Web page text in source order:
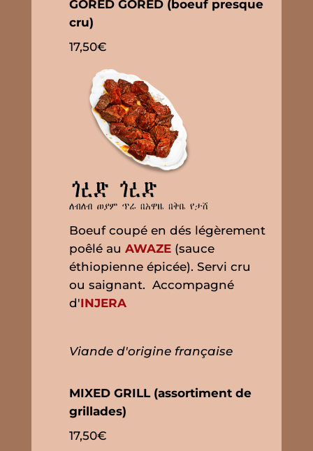
GORED GORED (boeuf presque
cru)
17,50€
Boeuf coupé en dés légèrement
poêlé au AWAZE(sauce
éthiopienne épicée). Servi cru
ou saignant. Accompagné
d'INJERA
Viande d'origine française
MIXED GRILL (assortiment de
grillades)
17,50€